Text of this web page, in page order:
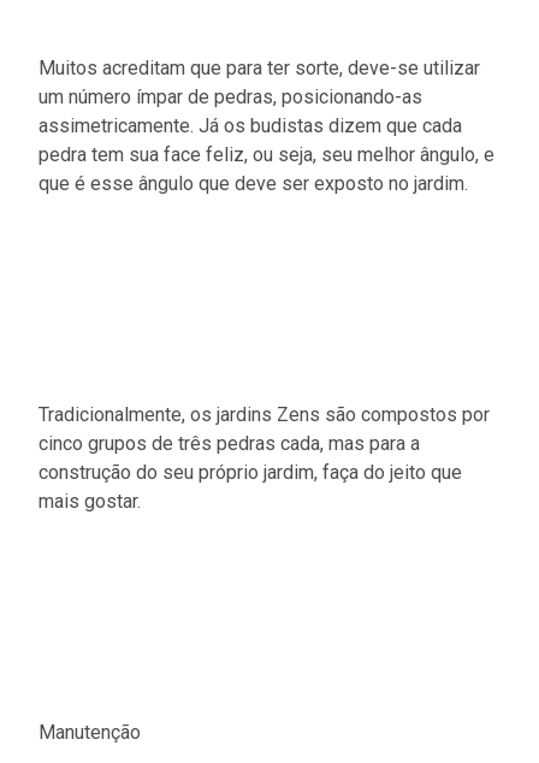
Muitos acreditam que para ter sorte, deve-se utilizar
um número ímpar de pedras, posicionando-as
assimetricamente. Já os budistas dizem que cada
pedra tem sua face feliz, ou seja, seu melhor ângulo, e
que é esse ângulo que deve ser exposto no jardim.
Tradicionalmente, os jardins Zens são compostos por
cinco grupos de três pedras cada, mas para a
construção do seu próprio jardim, faça do jeito que
mais gostar.
Manutenção